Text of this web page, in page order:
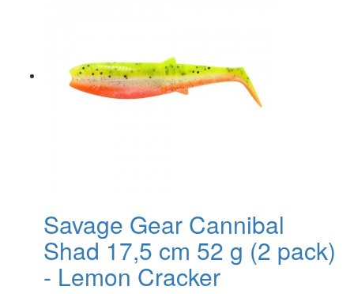
Savage Gear Cannibal
Shad 17,5 cm 52 g (2 pack)
- Lemon Cracker